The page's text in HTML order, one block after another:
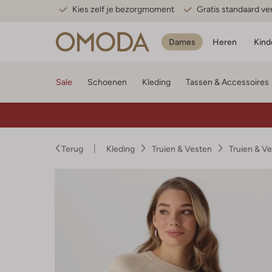
Kies zelf je bezorgmoment Gratis standaard
Dames Heren
Sale Schoenen Kleding Tassen & Accessoires
Terug Kleding Truien & Vesten Truien &